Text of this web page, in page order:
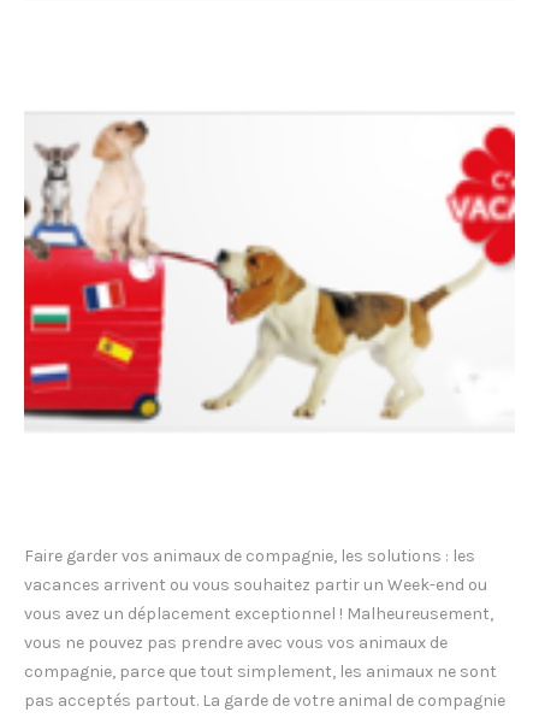
Faire garder vos animaux de compagnie, les solutions : les
vacances arrivent ou vous souhaitez partir un Week-end ou
vous avez un déplacement exceptionnel ! Malheureusement,
vous ne pouvez pas prendre avec vous vos animaux de
compagnie, parce que tout simplement, les animaux ne sont
pas acceptés partout. La garde de votre animal de compagnie